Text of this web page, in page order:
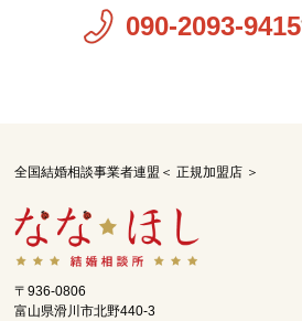
090-2093-9415
全国結婚相談事業者連盟＜ 正規加盟店 ＞
〒936-0806
富山県滑川市北野440-3